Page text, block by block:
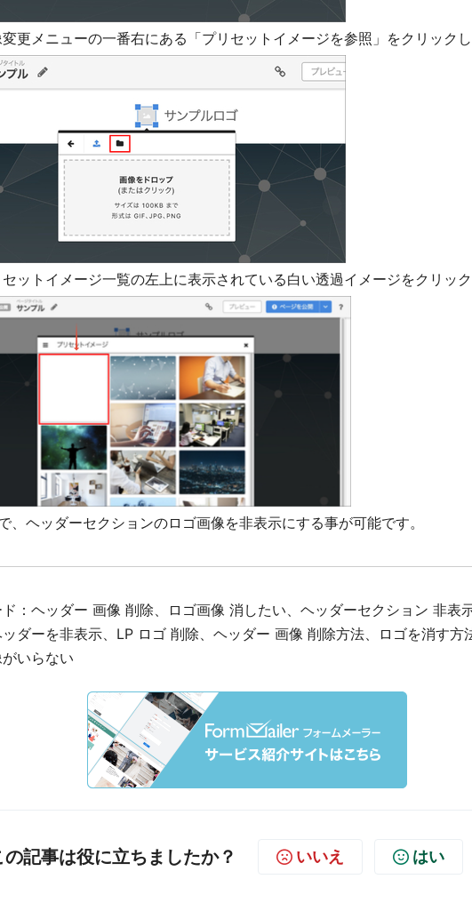
変更メニューの一番右にある「プリセットイメージを参照」をクリック
セットイメージ一覧の左上に表示されている白い透過イメージをクリック
、ヘッダーセクションのロゴ画像を非表示にする事が可能です。
：ヘッダー 画像 削除、ロゴ画像 消したい、ヘッダーセクション 非表
ッダーを非表示、LP ロゴ 削除、ヘッダー 画像 削除方法、ロゴを消す方
いらない
の記事は役に立ちましたか？ いいえ はい